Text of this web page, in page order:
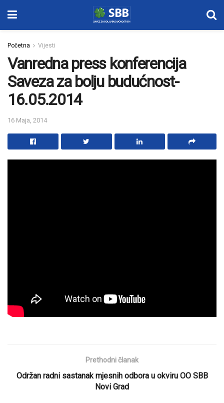
Početna Vijesti
Vanredna press konferencija
Saveza za bolju budućnost-
16.05.2014
16 Maja, 2014
Prethodni članak
Održan radni sastanak mjesnih odbora u okviru OO SBB
Novi Grad